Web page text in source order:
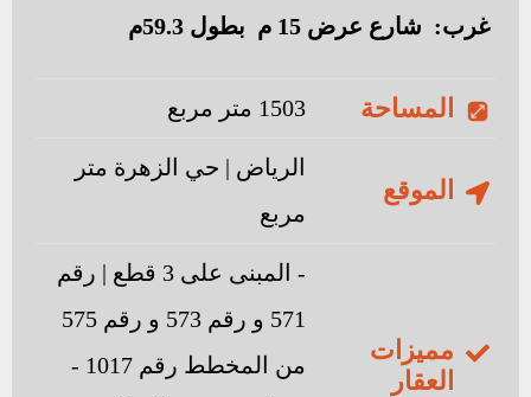
غرب: شارع عرض 15 م بطول 59.3م
المساحة 1503 متر مربع
الموقع
الرياض | حي الزهرة متر
مربع
مميزات
العقار
- المبنى على 3 قطع | رقم
571 و رقم 573 و رقم 575
من المخطط رقم 1017 -